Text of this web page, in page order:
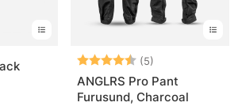
Arvio: (5)
ANGLRS Pro Pant
Furusund, Charcoal